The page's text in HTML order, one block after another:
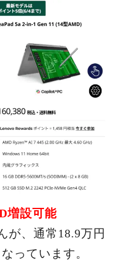
増設可能
が、通常18.9万円
っています。